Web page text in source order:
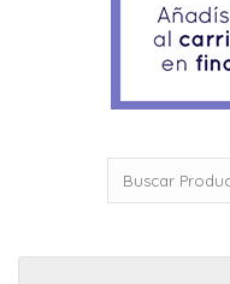
por: